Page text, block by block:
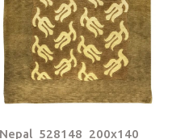
Nepal_528148_200x140